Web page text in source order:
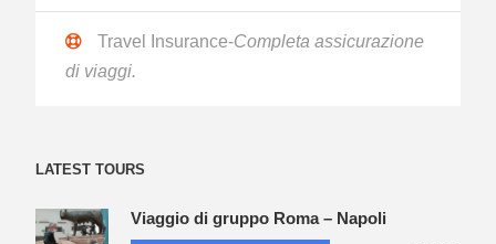
Travel Insurance-Completa assicurazione
di viaggi.
LATEST TOURS
Viaggio di gruppo Roma – Napoli